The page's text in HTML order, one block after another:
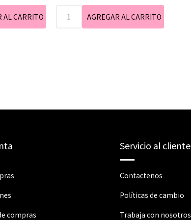
compras
Servicio al cliente
Contactenos
Políticas de cambio
Trabaja con nosotros